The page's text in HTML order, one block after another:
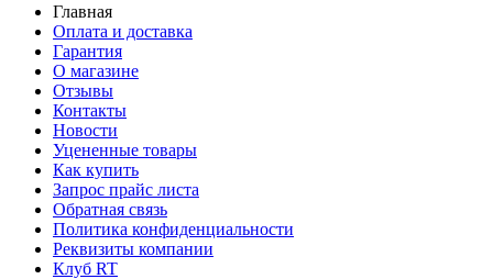
Главная
Оплата и доставка
Гарантия
О магазине
Отзывы
Контакты
Новости
Уцененные товары
Как купить
Запрос прайс листа
Обратная связь
Политика конфиденциальности
Реквизиты компании
Клуб RT